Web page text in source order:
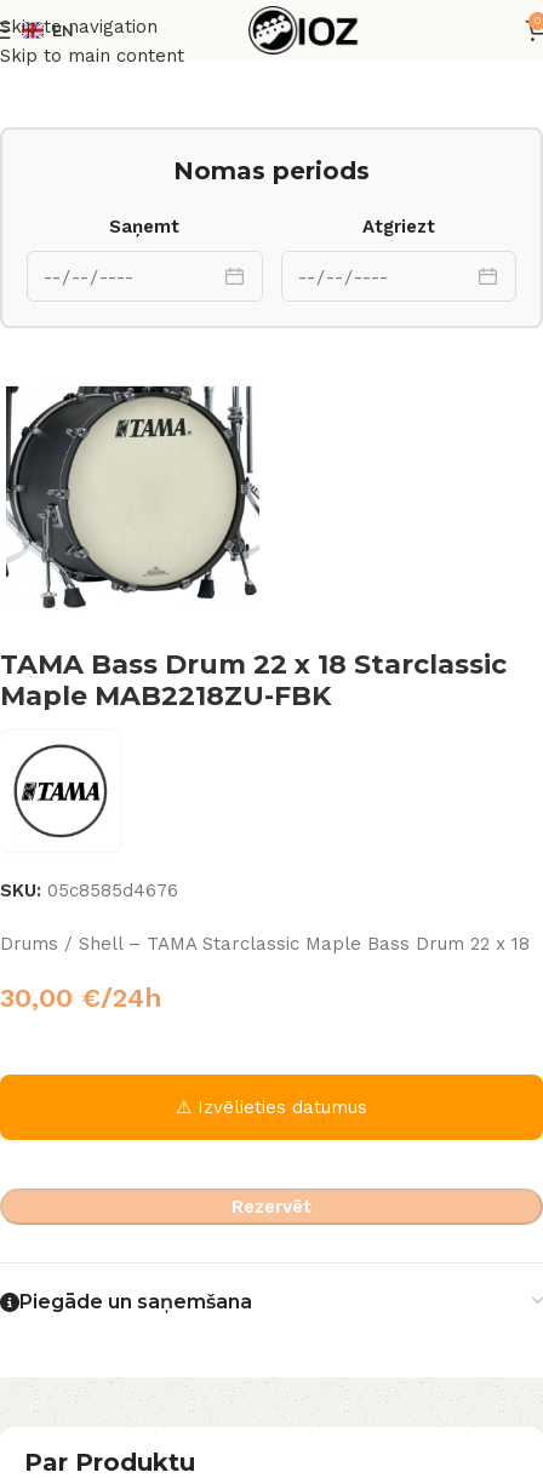
Skip to navigation
Skip to main content
EN
0
Sākums Bungas Korpusi
Nomas periods
Saņemt Atgriezt
TAMA Bass Drum 22 x 18 Starclassic
Maple MAB2218ZU-FBK
SKU: 05c8585d4676
Drums / Shell – TAMA Starclassic Maple Bass Drum 22 x 18
30,00 €/24h
⚠ Izvēlieties datumus
Rezervēt
Piegāde un saņemšana
Par Produktu